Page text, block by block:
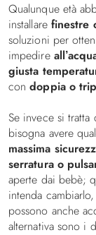
Qualunque età
installare finestre
soluzioni per
impedire
giusta
condoppia o
Se invece si tratta
bisogna avere
massima
serratura o
aperte dai bebè;
intenda
possono anche
alternativa sono i